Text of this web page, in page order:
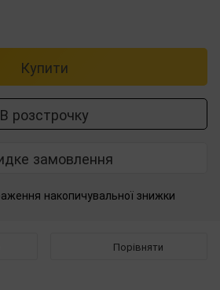
Купити
В розстрочку
замовлення
накопичувальної знижки
Порівняти